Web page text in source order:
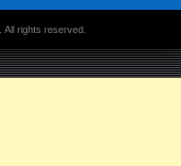
All rights reserved.